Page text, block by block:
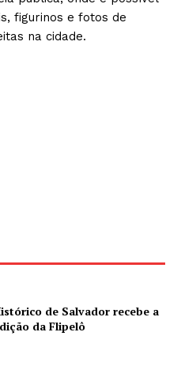
figurinos e fotos de
na cidade.
de Salvador recebe a
da Flipelô